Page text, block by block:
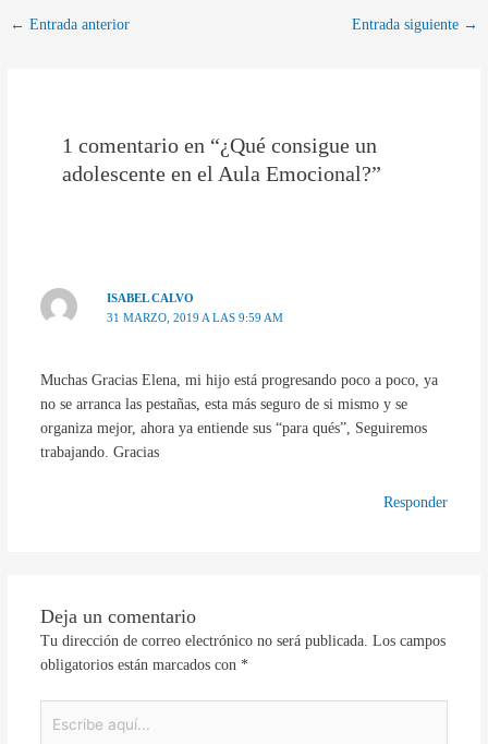
← Entrada anterior Entrada siguiente →
1 comentario en “¿Qué consigue un
adolescente en el Aula Emocional?”
ISABEL CALVO
31 MARZO, 2019 A LAS 9:59 AM
Muchas Gracias Elena, mi hijo está progresando poco a poco, ya
no se arranca las pestañas, esta más seguro de si mismo y se
organiza mejor, ahora ya entiende sus “para qués”, Seguiremos
trabajando. Gracias
Responder
Deja un comentario
Tu dirección de correo electrónico no será publicada. Los campos
obligatorios están marcados con *
aquí...